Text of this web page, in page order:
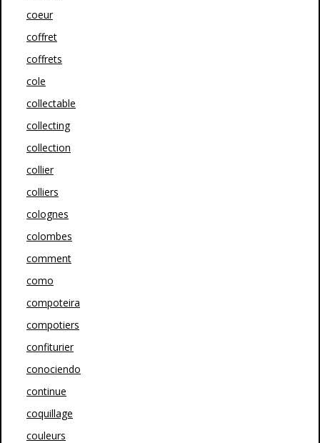
coeur
coffret
coffrets
cole
collectable
collecting
collection
collier
colliers
colognes
colombes
comment
como
compoteira
compotiers
confiturier
conociendo
continue
coquillage
couleurs